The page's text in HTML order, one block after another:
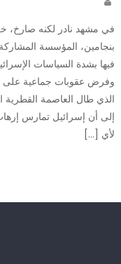
في مشهد نادر لكنه صارخ،
فيها بشدة السياسات
وفرض عقوبات جماعية على
الذي طال العاصمة القطرية
إلى أن إسرائيل تمارس
لأي […]